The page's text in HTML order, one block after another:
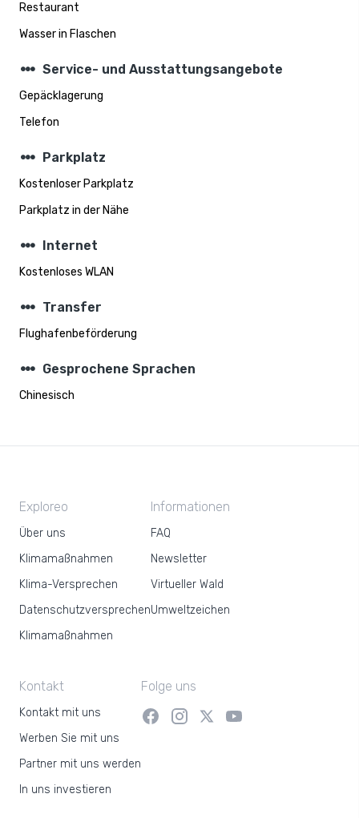
Restaurant
Wasser in Flaschen
steppers Service- und Ausstattungsangebote
Gepäcklagerung
Telefon
steppers Parkplatz
Kostenloser Parkplatz
Parkplatz in der Nähe
steppers Internet
Kostenloses WLAN
steppers Transfer
Flughafenbeförderung
steppers Gesprochene Sprachen
Chinesisch
Exploreo
Über uns
Klimamaßnahmen
Klima-Versprechen
Datenschutzversprechen
Klimamaßnahmen
Informationen
FAQ
Newsletter
Virtueller Wald
Umweltzeichen
Kontakt
Kontakt mit uns
Werben Sie mit uns
Partner mit uns werden
In uns investieren
Folge uns